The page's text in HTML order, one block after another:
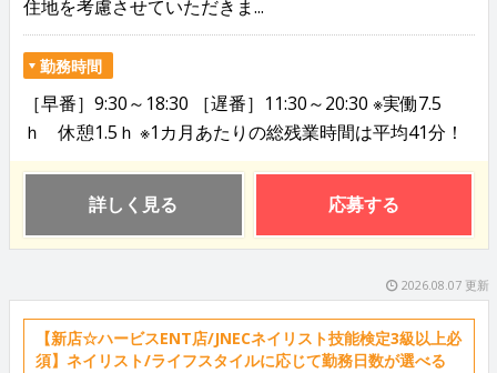
住地を考慮させていただきま...
勤務時間
［早番］9:30～18:30 ［遅番］11:30～20:30 ※実働7.5
ｈ 休憩1.5ｈ ※1カ月あたりの総残業時間は平均41分！
詳しく見る 応募する
2026.08.07 更新
【新店☆ハービスENT店/JNECネイリスト技能検定3級以上必
須】ネイリスト/ライフスタイルに応じて勤務日数が選べる